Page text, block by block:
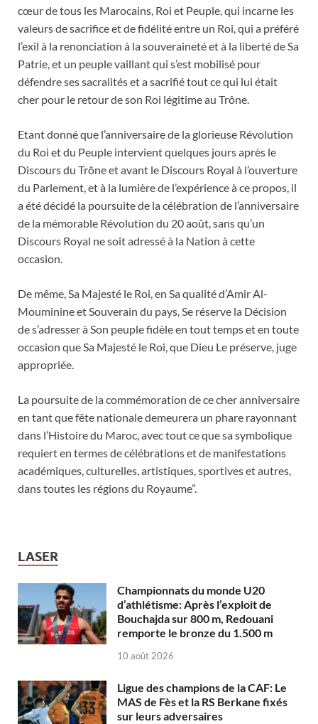
cœur de tous les Marocains, Roi et Peuple, qui incarne les
valeurs de sacrifice et de fidélité entre un Roi, qui a préféré
l’exil à la renonciation à la souveraineté et à la liberté de Sa
Patrie, et un peuple vaillant qui s’est mobilisé pour
défendre ses sacralités et a sacrifié tout ce qui lui était
cher pour le retour de son Roi légitime au Trône.
Etant donné que l’anniversaire de la glorieuse Révolution
du Roi et du Peuple intervient quelques jours après le
Discours du Trône et avant le Discours Royal à l’ouverture
du Parlement, et à la lumière de l’expérience à ce propos, il
a été décidé la poursuite de la célébration de l’anniversaire
de la mémorable Révolution du 20 août, sans qu’un
Discours Royal ne soit adressé à la Nation à cette
occasion.
De même, Sa Majesté le Roi, en Sa qualité d’Amir Al-
Mouminine et Souverain du pays, Se réserve la Décision
de s’adresser à Son peuple fidèle en tout temps et en toute
occasion que Sa Majesté le Roi, que Dieu Le préserve, juge
appropriée.
La poursuite de la commémoration de ce cher anniversaire
en tant que fête nationale demeurera un phare rayonnant
dans l’Histoire du Maroc, avec tout ce que sa symbolique
requiert en termes de célébrations et de manifestations
académiques, culturelles, artistiques, sportives et autres,
dans toutes les régions du Royaume”.
LASER
Championnats du monde U20
d’athlétisme: Après l’exploit de
Bouchajda sur 800 m, Redouani
remporte le bronze du 1.500 m
10 août 2026
Ligue des champions de la CAF: Le
MAS de Fès et la RS Berkane fixés
sur leurs adversaires